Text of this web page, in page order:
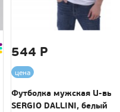
544 Р
цена
Футболка мужская U-
SERGIO DALLINI, белый